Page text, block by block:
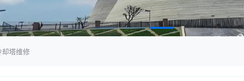
却塔维修